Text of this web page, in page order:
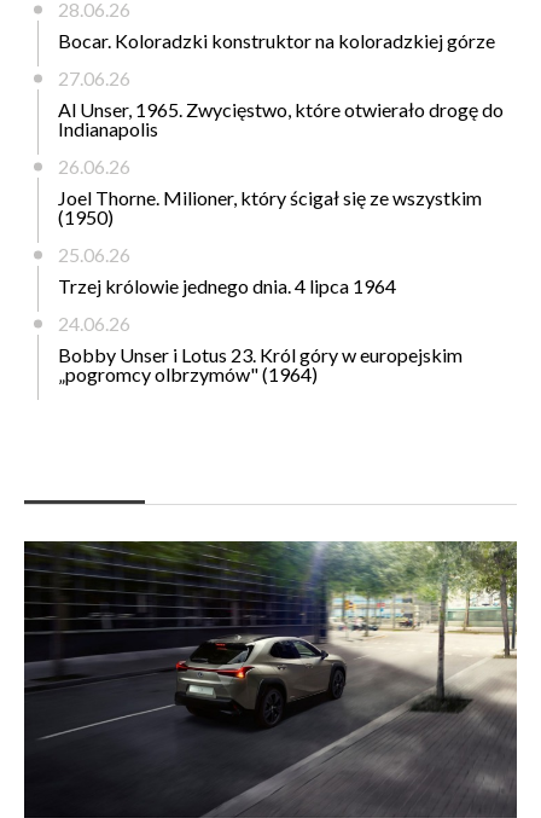
28.06.26
Bocar. Koloradzki konstruktor na koloradzkiej górze
27.06.26
Al Unser, 1965. Zwycięstwo, które otwierało drogę do
Indianapolis
26.06.26
Joel Thorne. Milioner, który ścigał się ze wszystkim
(1950)
25.06.26
Trzej królowie jednego dnia. 4 lipca 1964
24.06.26
Bobby Unser i Lotus 23. Król góry w europejskim
„pogromcy olbrzymów" (1964)